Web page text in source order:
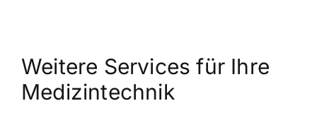
Weitere Services für Ihre
Medizintechnik